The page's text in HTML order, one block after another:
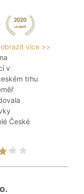
více >>
v
trhu
České